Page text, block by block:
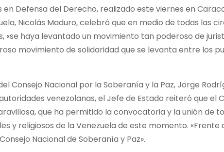
en Defensa del Derecho, realizado este viernes en
Nicolás Maduro, celebró que en medio de todas las
«se haya levantado un movimiento tan poderoso de
movimiento de solidaridad que se levanta entre los
Consejo Nacional por la Soberanía y la Paz, Jorge
venezolanas, el Jefe de Estado reiteró que el
que ha permitido la convocatoria y la unión de
y religiosos de la Venezuela de este momento. «Frente
Nacional de Soberanía y Paz».